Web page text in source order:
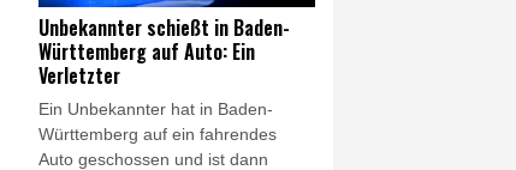
Folgen des Klimawandels würden
solche Gefahrenlagen häufiger
auftreten.
Unbekannter schießt in Baden-
Württemberg auf Auto: Ein
Verletzter
Ein Unbekannter hat in Baden-
Württemberg auf ein fahrendes
Auto geschossen und ist dann